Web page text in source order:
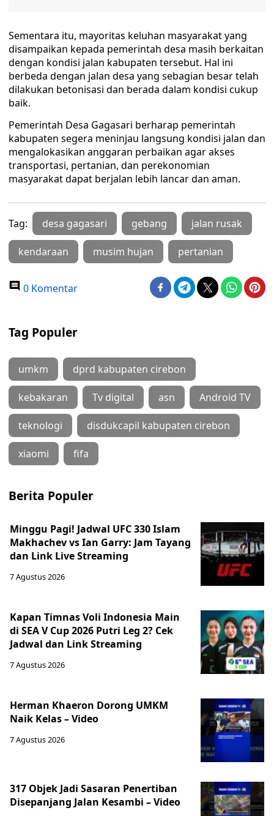
Sementara itu, mayoritas keluhan masyarakat yang
disampaikan kepada pemerintah desa masih berkaitan
dengan kondisi jalan kabupaten tersebut. Hal ini
berbeda dengan jalan desa yang sebagian besar telah
dilakukan betonisasi dan berada dalam kondisi cukup
baik.
Pemerintah Desa Gagasari berharap pemerintah
kabupaten segera meninjau langsung kondisi jalan dan
mengalokasikan anggaran perbaikan agar akses
transportasi, pertanian, dan perekonomian
masyarakat dapat berjalan lebih lancar dan aman.
Tag: desa gagasari gebang jalan rusak
kendaraan musim hujan pertanian
0 Komentar
Tag Populer
umkm dprd kabupaten cirebon
kebakaran Tv digital asn Android TV
teknologi disdukcapil kabupaten cirebon
xiaomi fifa
Berita Populer
Minggu Pagi! Jadwal UFC 330 Islam
Makhachev vs Ian Garry: Jam Tayang
dan Link Live Streaming
7 Agustus 2026
Kapan Timnas Voli Indonesia Main
di SEA V Cup 2026 Putri Leg 2? Cek
Jadwal dan Link Streaming
7 Agustus 2026
Herman Khaeron Dorong UMKM
Naik Kelas – Video
7 Agustus 2026
317 Objek Jadi Sasaran Penertiban
Disepanjang Jalan Kesambi – Video